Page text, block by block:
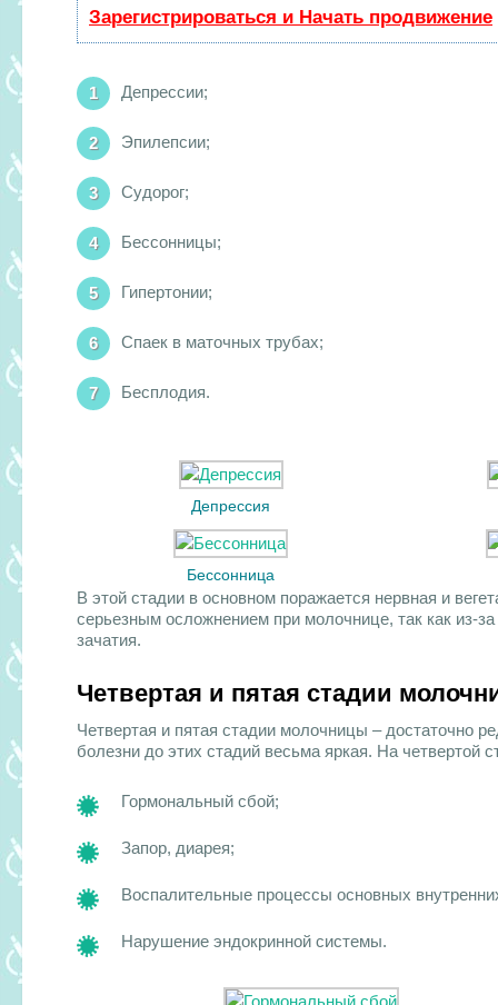
Зарегистрироваться и Начать продвижение
Депрессии;
Эпилепсии;
Судорог;
Бессонницы;
Гипертонии;
Спаек в маточных трубах;
Бесплодия.
Депрессия
Бессонница
В этой стадии в основном поражается нервная и
серьезным осложнением при молочнице, так как из-
зачатия.
Четвертая и пятая стадии
Четвертая и пятая стадии молочницы – достаточно
болезни до этих стадий весьма яркая. На четвертой
Гормональный сбой;
Запор, диарея;
Воспалительные процессы основных
Нарушение эндокринной системы.